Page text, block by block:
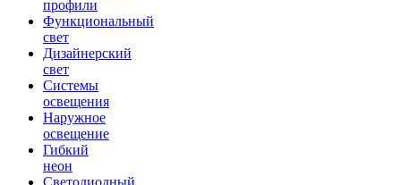
профили
Функциональный
свет
Дизайнерский
свет
Системы
освещения
Наружное
освещение
Гибкий
неон
Светодиодный